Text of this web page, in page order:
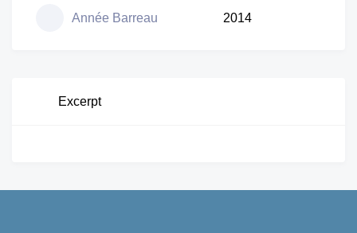
Année Barreau 2014
Excerpt